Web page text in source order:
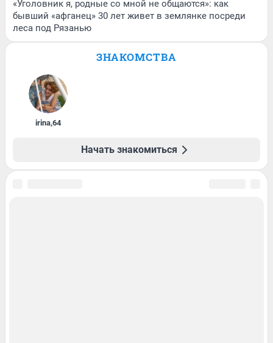
«Уголовник я, родные со мной не общаются»: как
бывший «афганец» 30 лет живет в землянке посреди
леса под Рязанью
ЗНАКОМСТВА
irina,64
Начать знакомиться